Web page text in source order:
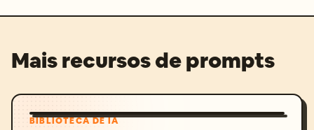
Mais recursos de prompts
BIBLIOTECA DE IA